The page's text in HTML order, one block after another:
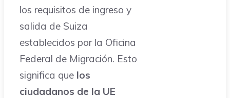
los requisitos de ingreso y
salida de Suiza
establecidos por la Oficina
Federal de Migración. Esto
significa que los
ciudadanos de la UE